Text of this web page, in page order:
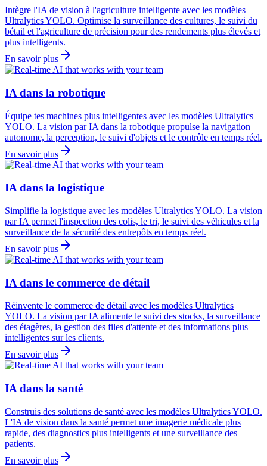
Intègre l'IA de vision à l'agriculture intelligente avec les modèles
Ultralytics YOLO. Optimise la surveillance des cultures, le suivi du
bétail et l'agriculture de précision pour des rendements plus élevés et
plus intelligents.
En savoir plus
IA dans la robotique
Équipe tes machines plus intelligentes avec les modèles Ultralytics
YOLO. La vision par IA dans la robotique propulse la navigation
autonome, la perception, le suivi d'objets et le contrôle en temps réel.
En savoir plus
IA dans la logistique
Simplifie la logistique avec les modèles Ultralytics YOLO. La vision
par IA permet l'inspection des colis, le tri, le suivi des véhicules et la
surveillance de la sécurité des entrepôts en temps réel.
En savoir plus
IA dans le commerce de détail
Réinvente le commerce de détail avec les modèles Ultralytics
YOLO. La vision par IA alimente le suivi des stocks, la surveillance
des étagères, la gestion des files d'attente et des informations plus
intelligentes sur les clients.
En savoir plus
IA dans la santé
Construis des solutions de santé avec les modèles Ultralytics YOLO.
L'IA de vision dans la santé permet une imagerie médicale plus
rapide, des diagnostics plus intelligents et une surveillance des
patients.
En savoir plus